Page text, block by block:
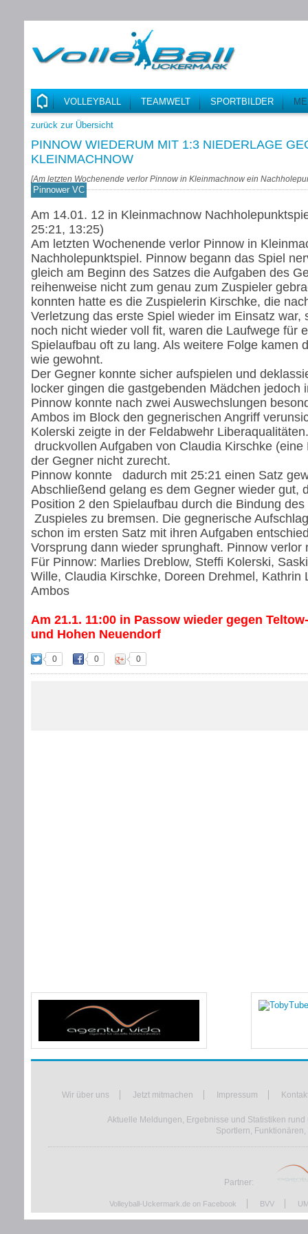
VOLLEYBALL TEAMWELT SPORTBILDER
zurück zur Übersicht
PINNOW WIEDERUM MIT 1:3 NIEDERLAGE
KLEINMACHNOW
[Am letzten Wochenende verlor Pinnow in Kleinmachnow ein
Pinnower VC
Am 14.01. 12 in Kleinmachnow
25:21, 13:25)
Am letzten Wochenende verlor Pinnow in
Nachholepunktspiel. Pinnow begann das Spiel
gleich am Beginn des Satzes die Aufgaben des
reihenweise nicht zum genau zum Zuspieler
konnten hatte es die Zuspielerin Kirschke, die
Verletzung das erste Spiel wieder im Einsatz war,
noch nicht wieder voll fit, waren die Laufwege für
Spielaufbau oft zu lang. Als weitere Folge kamen
wie gewohnt.
Der Gegner konnte sicher aufspielen und
locker gingen die gastgebenden Mädchen jedoch
Pinnow konnte nach zwei Auswechslungen
Ambos im Block den gegnerischen Angriff
Kolerski zeigte in der Feldabwehr
druckvollen Aufgaben von Claudia Kirschke (eine
der Gegner nicht zurecht.
Pinnow konnte dadurch mit 25:21 einen Satz
Abschließend gelang es dem Gegner wieder gut,
Position 2 den Spielaufbau durch die Bindung
Zuspieles zu bremsen. Die gegnerische
schon im ersten Satz mit ihren Aufgaben
Vorsprung dann wieder sprunghaft. Pinnow verlor
Für Pinnow: Marlies Dreblow, Steffi Kolerski,
Wille, Claudia Kirschke, Doreen Drehmel, Kathrin
Ambos
Am 21.1. 11:00 in Passow wieder gegen
und Hohen Neuendorf
0 0 0
Wir über uns Jetzt mitmachen Impressum
Aktuelle Meldungen, Ergebnisse und Statistiken
Sportlern,
Partner:
Volleyball-Uckermark.de on Facebook BVV